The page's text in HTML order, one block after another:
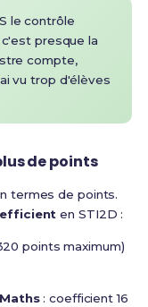
le contrôle
presque la
compte,
vu trop d'élèves
de points
termes de points.
en STI2D :
points maximum)
: coefficient 16